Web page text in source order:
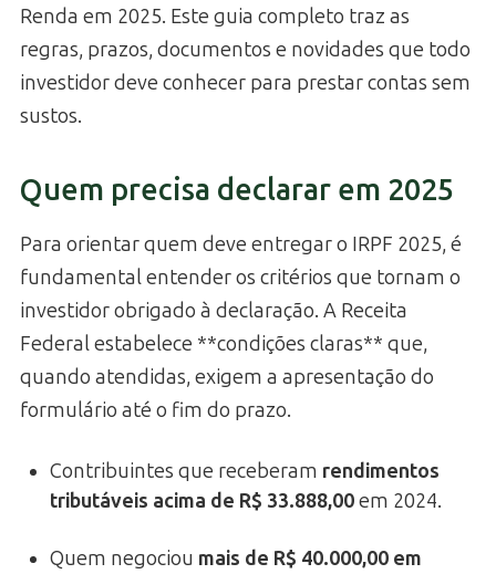
Renda em 2025. Este guia completo traz as
regras, prazos, documentos e novidades que todo
investidor deve conhecer para prestar contas sem
sustos.
Quem precisa declarar em 2025
Para orientar quem deve entregar o IRPF 2025, é
fundamental entender os critérios que tornam o
investidor obrigado à declaração. A Receita
Federal estabelece **condições claras** que,
quando atendidas, exigem a apresentação do
formulário até o fim do prazo.
Contribuintes que receberam rendimentos
tributáveis acima de R$ 33.888,00em 2024.
Quem negociou mais de R$ 40.000,00 em